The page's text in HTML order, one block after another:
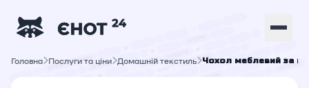
Головна Послуги та ціни Домашній текстиль Чохол меблевий за кг